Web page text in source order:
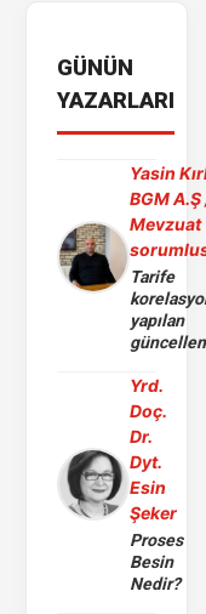
GÜNÜN
YAZARLARI
Yasin
BGM A.Ş
Mevzuat
Tarife
yapılan
Yrd.
Doç.
Dr.
Dyt.
Esin
Şeker
Proses
Besin
Nedir?